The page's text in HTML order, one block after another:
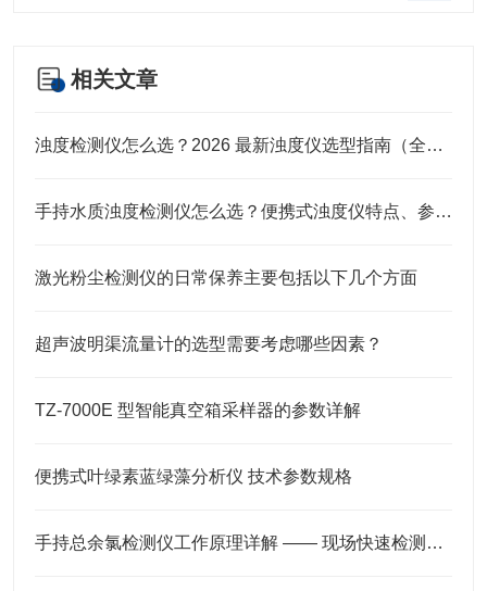
相关文章
浊度检测仪怎么选？2026 最新浊度仪选型指南（全场景适用）
手持水质浊度检测仪怎么选？便携式浊度仪特点、参数及应用说明
激光粉尘检测仪的日常保养主要包括以下几个方面
超声波明渠流量计的选型需要考虑哪些因素？
TZ-7000E 型智能真空箱采样器的参数详解
便携式叶绿素蓝绿藻分析仪 技术参数规格
手持总余氯检测仪工作原理详解 —— 现场快速检测更可靠